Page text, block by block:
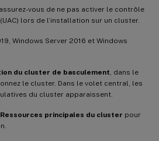
vous de ne pas activer le contrôle
lors de l’installation sur un cluster.
Windows Server 2016 et Windows
du cluster de basculement , dans le
le cluster. Dans le volet central, les
du cluster apparaissent.
Ressources principales du cluster pour